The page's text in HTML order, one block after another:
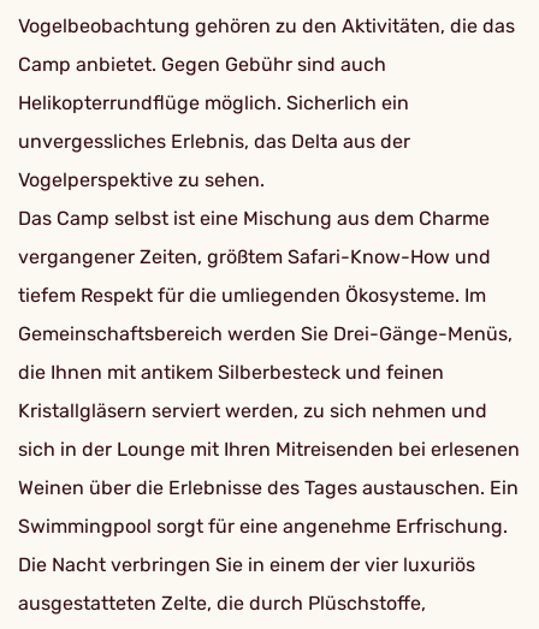
Vogelbeobachtung gehören zu den Aktivitäten, die das
Camp anbietet. Gegen Gebühr sind auch
Helikopterrundflüge möglich. Sicherlich ein
unvergessliches Erlebnis, das Delta aus der
Vogelperspektive zu sehen.
Das Camp selbst ist eine Mischung aus dem Charme
vergangener Zeiten, größtem Safari-Know-How und
tiefem Respekt für die umliegenden Ökosysteme. Im
Gemeinschaftsbereich werden Sie Drei-Gänge-Menüs,
die Ihnen mit antikem Silberbesteck und feinen
Kristallgläsern serviert werden, zu sich nehmen und
sich in der Lounge mit Ihren Mitreisenden bei erlesenen
Weinen über die Erlebnisse des Tages austauschen. Ein
Swimmingpool sorgt für eine angenehme Erfrischung.
Die Nacht verbringen Sie in einem der vier luxuriös
ausgestatteten Zelte, die durch Plüschstoffe,